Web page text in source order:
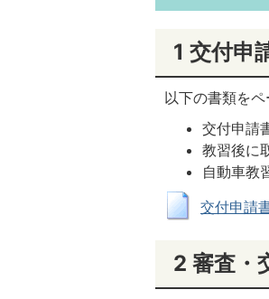
1 交付申
以下の書類をペ
交付申請
教習後に
自動車教
交付申請
2 審査・